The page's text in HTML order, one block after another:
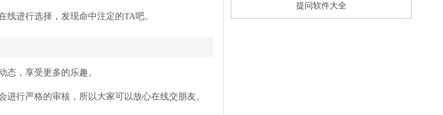
进行选择，发现命中注定的TA吧。
态，享受更多的乐趣。
行严格的审核，所以大家可以放心在线交朋友。
提问软件大全